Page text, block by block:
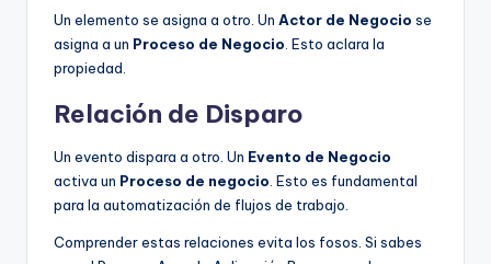
Un elemento se asigna a otro. Un Actor de Negocio se
asigna a un Proceso de Negocio. Esto aclara la
propiedad.
Relación de Disparo
Un evento dispara a otro. Un Evento de Negocio
activa un Proceso de negocio. Esto es fundamental
para la automatización de flujos de trabajo.
Comprender estas relaciones evita los fosos. Si sabes